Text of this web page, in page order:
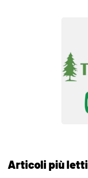
Articoli più letti